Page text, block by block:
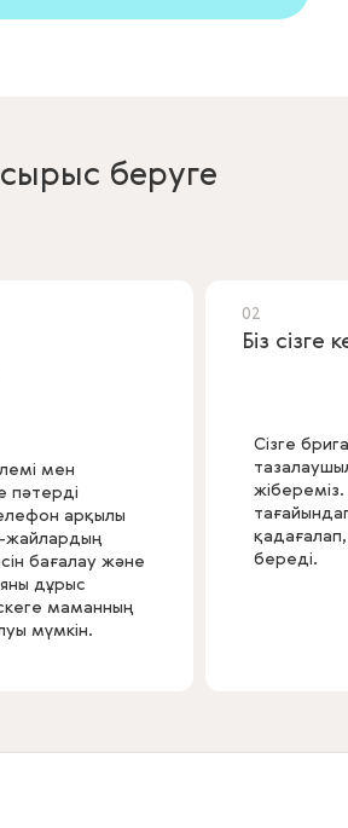
беруге
мен
пәтерді
арқылы
жайлардың
бағалау және
дұрыс
маманның
мүмкін.
02
Біз сізге
Сізге
береді.